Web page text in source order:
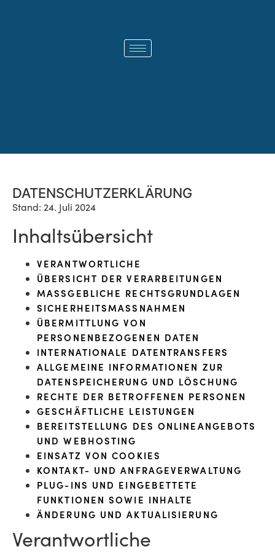
DATENSCHUTZERKLÄRUNG
Stand: 24. Juli 2024
Inhaltsübersicht
VERANTWORTLICHE
ÜBERSICHT DER VERARBEITUNGEN
MASSGEBLICHE RECHTSGRUNDLAGEN
SICHERHEITSMASSNAHMEN
ÜBERMITTLUNG VON
PERSONENBEZOGENEN DATEN
INTERNATIONALE DATENTRANSFERS
ALLGEMEINE INFORMATIONEN ZUR
DATENSPEICHERUNG UND LÖSCHUNG
RECHTE DER BETROFFENEN PERSONEN
GESCHÄFTLICHE LEISTUNGEN
BEREITSTELLUNG DES ONLINEANGEBOTS
UND WEBHOSTING
EINSATZ VON COOKIES
KONTAKT- UND ANFRAGEVERWALTUNG
PLUG-INS UND EINGEBETTETE
FUNKTIONEN SOWIE INHALTE
ÄNDERUNG UND AKTUALISIERUNG
Verantwortliche